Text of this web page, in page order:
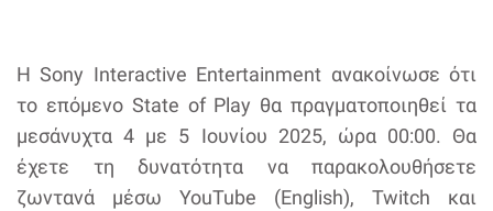
H Sony Interactive Entertainment ανακοίνωσε ότι
το επόμενο State of Play θα πραγματοποιηθεί τα
μεσάνυχτα 4 με 5 Ιουνίου 2025, ώρα 00:00. Θα
έχετε τη δυνατότητα να παρακολουθήσετε
ζωντανά μέσω YouTube (English), Twitch και